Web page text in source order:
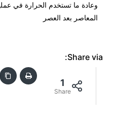
وعادة ما تستخدم الحرارة في
المعاصر بعد العصر
Share via:
1
Share